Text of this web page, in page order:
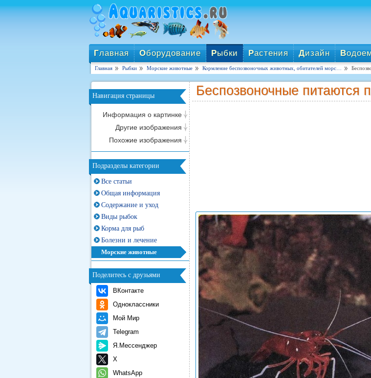
Главная Оборудование Рыбки Растения Дизайн В
Главная Рыбки Морские животные Кормление беспозвоночных животных, обитателей морс…
Навигация страницы
Информация о картинке
Другие изображения
Похожие изображения
Подразделы категории
Все статьи
Общая информация
Содержание и уход
Виды рыбок
Корма для рыб
Болезни и лечение
Морские животные
Поделитесь с друзьями
ВКонтакте
Одноклассники
Мой Мир
Telegram
Я.Мессенджер
X
WhatsApp
Беспозвоночные питаются